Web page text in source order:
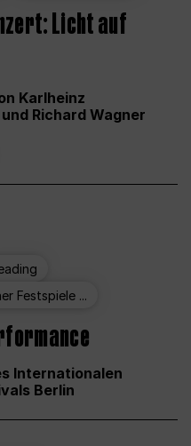
Licht auf
Karlheinz
Richard Wagner
Festspiele ...
Internationalen
Berlin